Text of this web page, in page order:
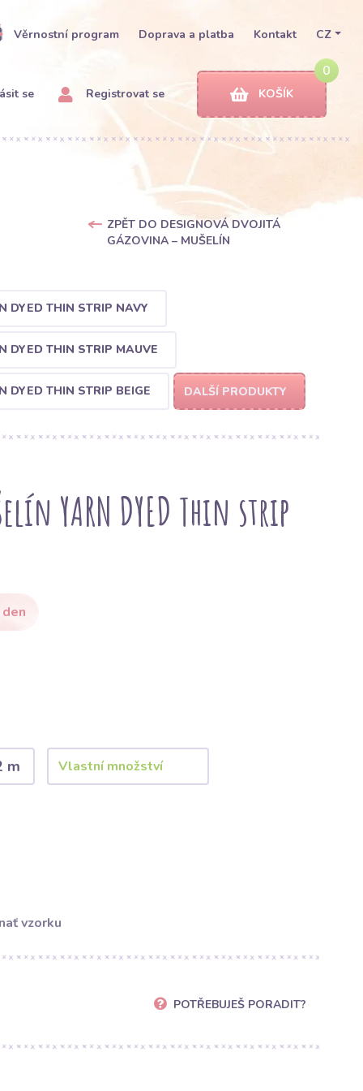
Věrnostní program Doprava a platba Kontakt CZ
se Registrovat se
0
KOŠÍK
ZPĚT DO DESIGNOVÁ DVOJITÁ
GÁZOVINA – MUŠELÍN
DYED THIN STRIP NAVY
DYED THIN STRIP MAUVE
DYED THIN STRIP BEIGE DALŠÍ PRODUKTY
YARN DYED Thin strip
m
vzorku
POTŘEBUJEŠ PORADIT?